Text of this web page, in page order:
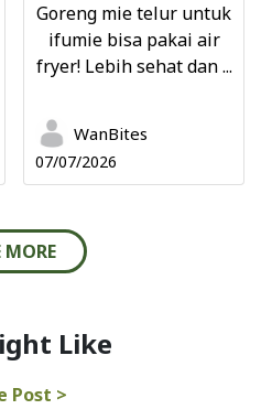
Goreng mie telur untuk
ifumie bisa pakai air
fryer! Lebih sehat dan ...
WanBites
07/07/2026
MORE
Like
Post >